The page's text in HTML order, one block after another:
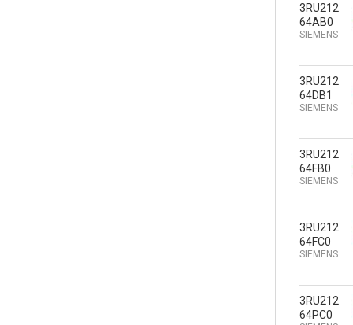
3RU212
64AB0
SIEMENS
3RU212
64DB1
SIEMENS
3RU212
64FB0
SIEMENS
3RU212
64FC0
SIEMENS
3RU212
64PC0